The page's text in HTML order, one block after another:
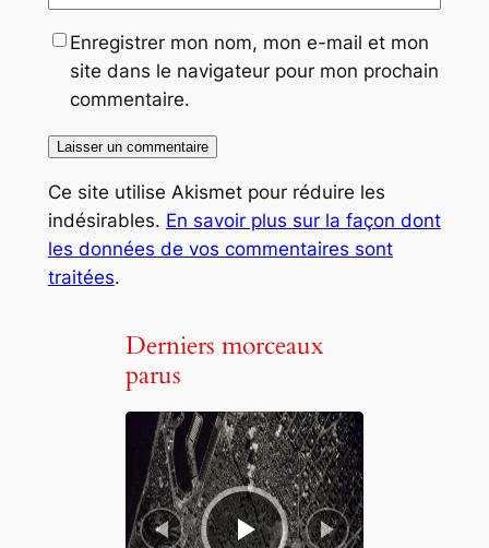
Enregistrer mon nom, mon e-mail et mon
site dans le navigateur pour mon prochain
commentaire.
Ce site utilise Akismet pour réduire les
indésirables. En savoir plus sur la façon dont
les données de vos commentaires sont
traitées.
Derniers morceaux
parus
L
d